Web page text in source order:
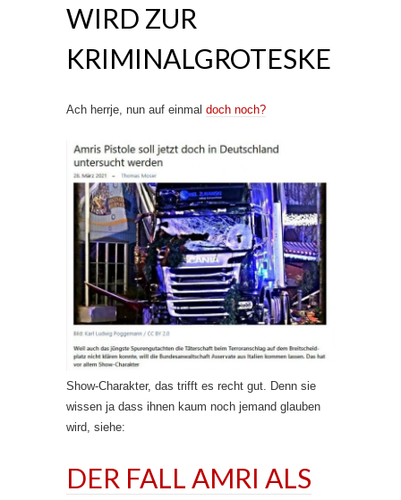
WIRD ZUR
KRIMINALGROTESKE
Ach herrje, nun auf einmal doch noch?
Show-Charakter, das trifft es recht gut. Denn sie
wissen ja dass ihnen kaum noch jemand glauben
wird, siehe:
DER FALL AMRI ALS